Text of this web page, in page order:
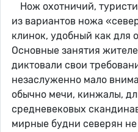
Нож охотничий,
из вариантов ножа
клинок, удобный как для
Основные занятия
диктовали свои
незаслуженно мало
обычно мечи, кинжалы,
средневековых
мирные будни северян не